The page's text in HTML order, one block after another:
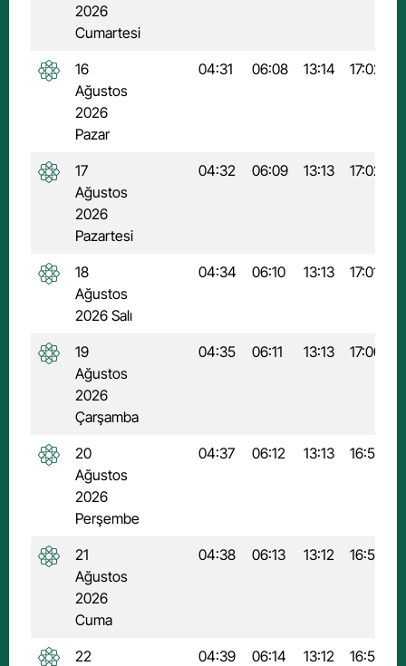
2026
Cumartesi
16
Ağustos
2026
Pazar
04:31 06:08 13:14 17:02
17
Ağustos
2026
Pazartesi
04:32 06:09 13:13 17:02
18
Ağustos
2026 Salı
04:34 06:10 13:13 17:01
19
Ağustos
2026
Çarşamba
04:35 06:11 13:13 17:00
20
Ağustos
2026
Perşembe
04:37 06:12 13:13 16:59
21
Ağustos
2026
Cuma
04:38 06:13 13:12 16:59
22
04:39 06:14 13:12 16:58